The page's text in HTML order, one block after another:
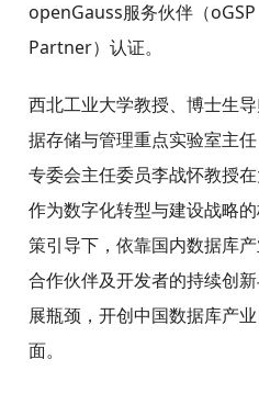
openGauss服务伙伴（
Partner）认证。
西北工业大学教授、博士生
据存储与管理重点实验室主
专委会主任委员李战怀教授
作为数字化转型与建设战略
策引导下，依靠国内数据库产
合作伙伴及开发者的持续创
展瓶颈，开创中国数据库产
面。